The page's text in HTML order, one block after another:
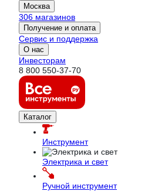
Москва
306 магазинов
Получение и оплата
Сервис и поддержка
О нас
Инвесторам
8 800 550-37-70
Каталог
Инструмент
Электрика и свет
Ручной инструмент